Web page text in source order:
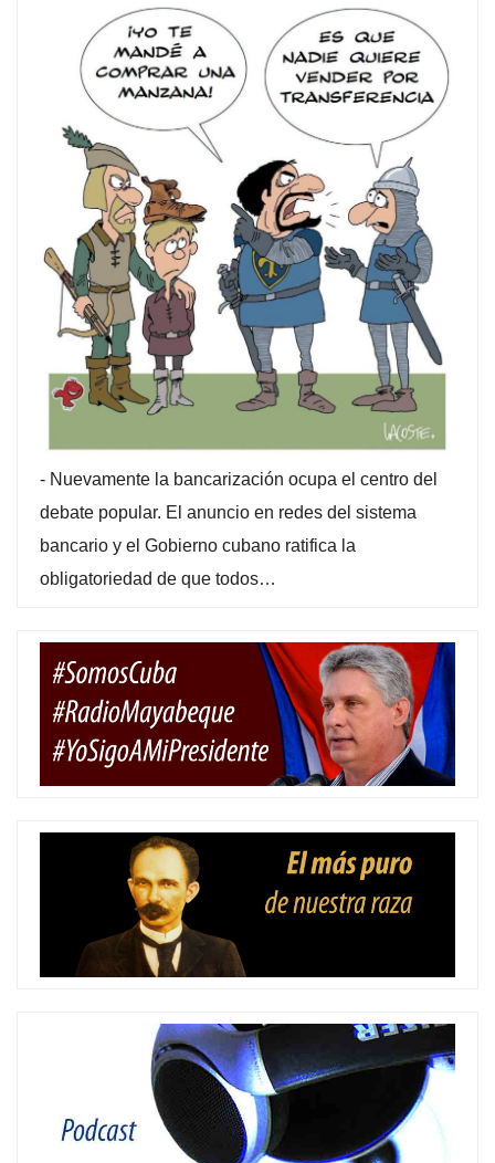
- Nuevamente la bancarización ocupa el centro del
debate popular. El anuncio en redes del sistema
bancario y el Gobierno cubano ratifica la
obligatoriedad de que todos…